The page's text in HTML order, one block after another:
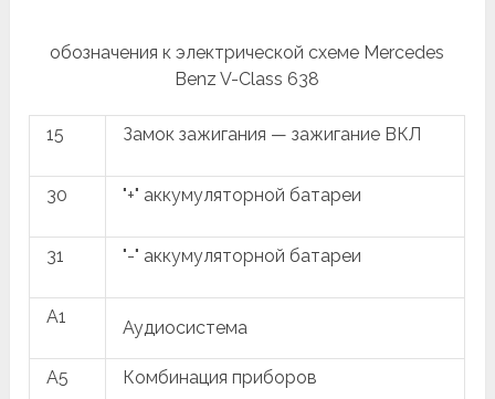
обозначения к электрической схеме Mercedes
Benz V-Class 638
15 Замок зажигания — зажигание ВКЛ
30 "+" аккумуляторной батареи
31 "-" аккумуляторной батареи
A1
Аудиосистема
A5 Комбинация приборов